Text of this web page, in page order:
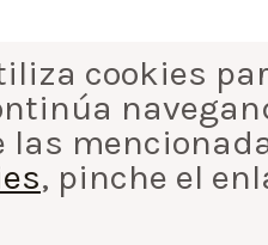
cookies
las
, pinche el